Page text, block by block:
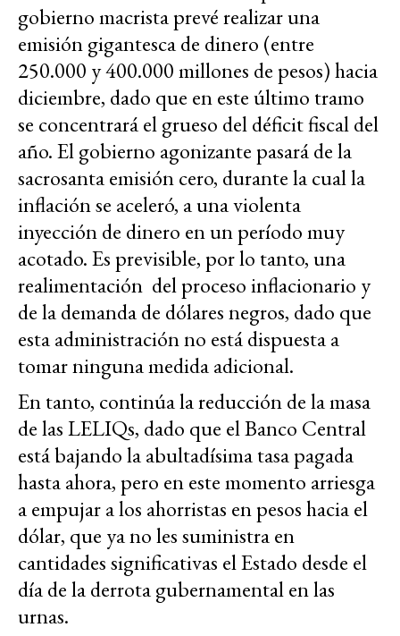
gobierno macrista prevé realizar una
emisión gigantesca de dinero (entre
250.000 y 400.000 millones de pesos) hacia
diciembre, dado que en este último tramo
se concentrará el grueso del déficit fiscal del
año. El gobierno agonizante pasará de la
sacrosanta emisión cero, durante la cual la
inflación se aceleró, a una violenta
inyección de dinero en un período muy
acotado. Es previsible, por lo tanto, una
realimentación del proceso inflacionario y
de la demanda de dólares negros, dado que
esta administración no está dispuesta a
tomar ninguna medida adicional.
En tanto, continúa la reducción de la masa
de las LELIQs, dado que el Banco Central
está bajando la abultadísima tasa pagada
hasta ahora, pero en este momento arriesga
a empujar a los ahorristas en pesos hacia el
dólar, que ya no les suministra en
cantidades significativas el Estado desde el
día de la derrota gubernamental en las
urnas.